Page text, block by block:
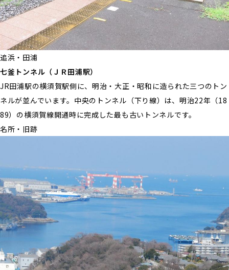
追浜・田浦
七釜トンネル（ＪＲ田浦駅）
JR田浦駅の横須賀駅側に、明治・大正・昭和に造られた三つのトン
ネルが並んでいます。中央のトンネル（下り線）は、明治22年（18
89）の横須賀線開通時に完成した最も古いトンネルです。
名所・旧跡